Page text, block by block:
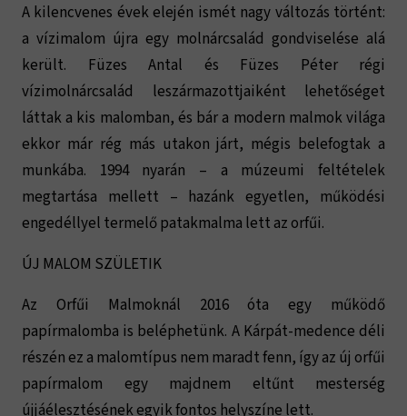
A kilencvenes évek elején ismét nagy változás történt:
a vízimalom újra egy molnárcsalád gondviselése alá
került. Füzes Antal és Füzes Péter régi
vízimolnárcsalád leszármazottjaiként lehetőséget
láttak a kis malomban, és bár a modern malmok világa
ekkor már rég más utakon járt, mégis belefogtak a
munkába. 1994 nyarán – a múzeumi feltételek
megtartása mellett – hazánk egyetlen, működési
engedéllyel termelő patakmalma lett az orfűi.
ÚJ MALOM SZÜLETIK
Az Orfűi Malmoknál 2016 óta egy működő
papírmalomba is beléphetünk. A Kárpát-medence déli
részén ez a malomtípus nem maradt fenn, így az új orfűi
papírmalom egy majdnem eltűnt mesterség
újjáélesztésének egyik fontos helyszíne lett.